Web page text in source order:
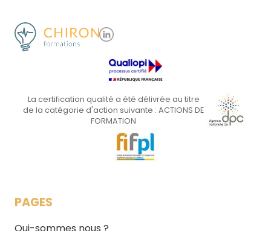
La certification qualité a été délivrée au titre
de la catégorie d'action suivante : ACTIONS DE
FORMATION
PAGES
Qui-sommes nous ?